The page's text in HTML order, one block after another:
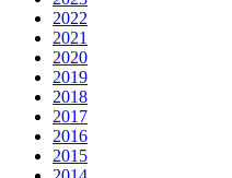
2022
2021
2020
2019
2018
2017
2016
2015